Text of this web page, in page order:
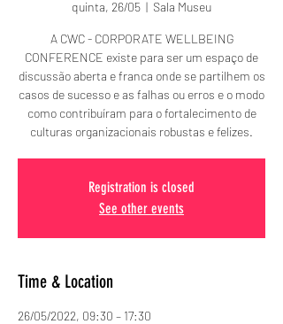
quinta, 26/05
  |
Sala Museu
A CWC - CORPORATE WELLBEING
CONFERENCE existe para ser um espaço de
discussão aberta e franca onde se partilhem os
casos de sucesso e as falhas ou erros e o modo
como contribuíram para o fortalecimento de
culturas organizacionais robustas e felizes.
Registration is closed
See other events
Time & Location
26/05/2022, 09:30 – 17:30